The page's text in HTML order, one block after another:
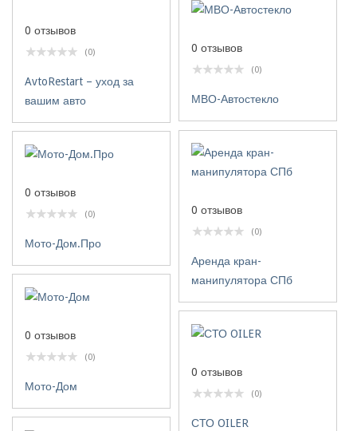
0 отзывов
(0)
AvtoRestart – уход за
вашим авто
0 отзывов
(0)
МВО-Автостекло
0 отзывов
(0)
Аренда кран-
манипулятора СПб
0 отзывов
(0)
Мото-Дом.Про
0 отзывов
(0)
Мото-Дом
0 отзывов
(0)
СТО OILER